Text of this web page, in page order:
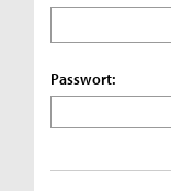
Passwort: